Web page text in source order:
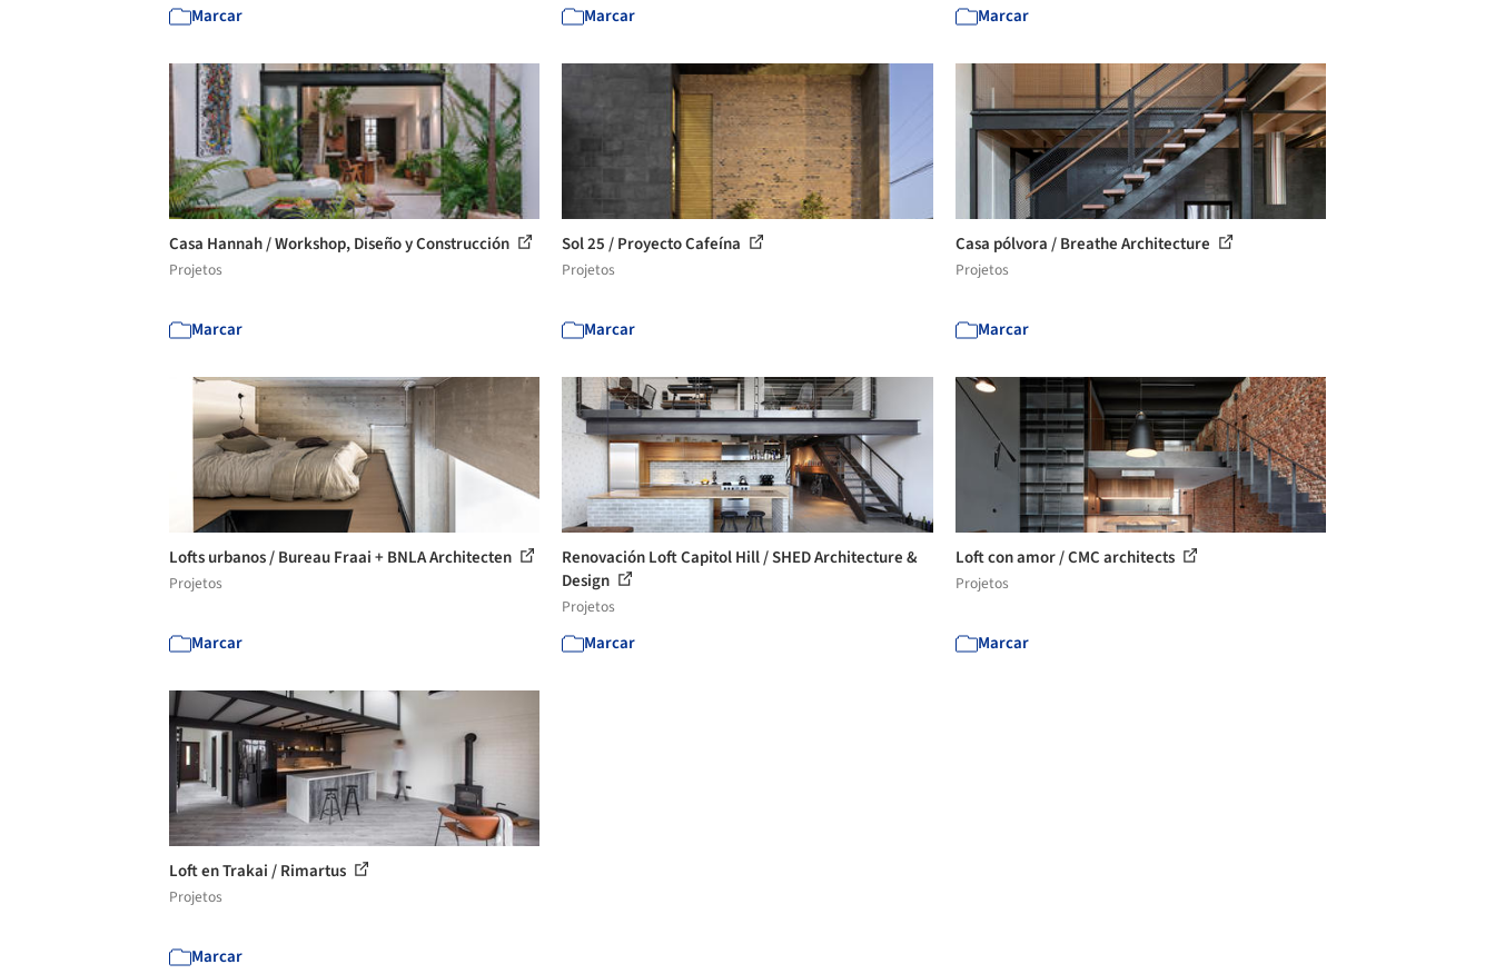
Marcar Marcar Marcar
Casa Hannah / Workshop, Diseño y Construcción
Projetos
Marcar
Sol 25 / Proyecto Cafeína
Projetos
Marcar
Casa pólvora / Breathe Architecture
Projetos
Marcar
Lofts urbanos / Bureau Fraai + BNLA Architecten
Projetos
Marcar
Renovación Loft Capitol Hill / SHED Architecture &
Design
Projetos
Marcar
Loft con amor / CMC architects
Projetos
Marcar
Loft en Trakai / Rimartus
Projetos
Marcar